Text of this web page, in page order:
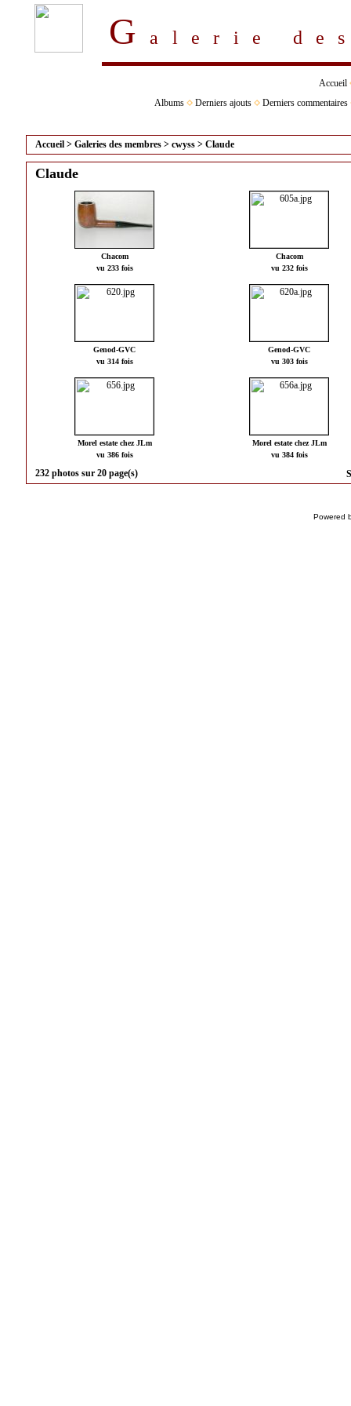
Galerie
Accueil
Albums
Derniers ajouts Derniers commentaires
Accueil > Galeries des membres > cwyss > Claude
Claude
Chacom
vu 233 fois
Chacom
vu 232 fois
Genod-GVC
vu 314 fois
Genod-GVC
vu 303 fois
Morel estate chez JLm
vu 386 fois
Morel estate chez JLm
vu 384 fois
232 photos sur 20 page(s)
Powered